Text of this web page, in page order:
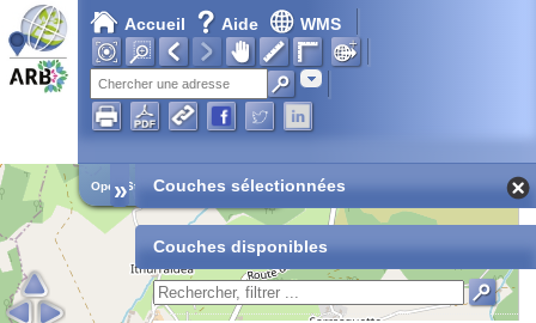
Accueil Aide WMS
Adresse
Open Street Map
» Couches sélectionnées
Couches disponibles